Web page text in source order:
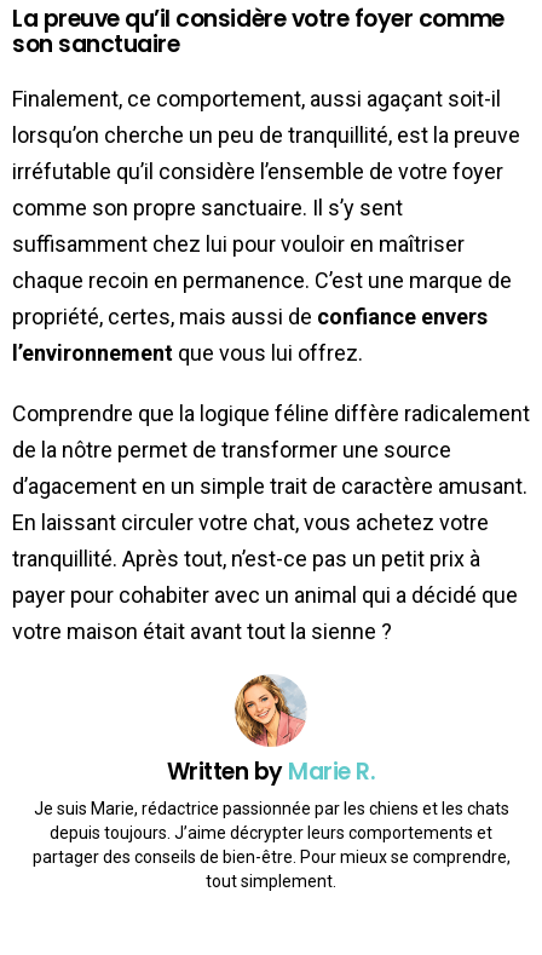
La preuve qu’il considère votre foyer comme
son sanctuaire
Finalement, ce comportement, aussi agaçant soit-il
lorsqu’on cherche un peu de tranquillité, est la preuve
irréfutable qu’il considère l’ensemble de votre foyer
comme son propre sanctuaire. Il s’y sent
suffisamment chez lui pour vouloir en maîtriser
chaque recoin en permanence. C’est une marque de
propriété, certes, mais aussi de confiance envers
l’environnement que vous lui offrez.
Comprendre que la logique féline diffère radicalement
de la nôtre permet de transformer une source
d’agacement en un simple trait de caractère amusant.
En laissant circuler votre chat, vous achetez votre
tranquillité. Après tout, n’est-ce pas un petit prix à
payer pour cohabiter avec un animal qui a décidé que
votre maison était avant tout la sienne ?
Written byMarie R.
Je suis Marie, rédactrice passionnée par les chiens et les chats
depuis toujours. J’aime décrypter leurs comportements et
partager des conseils de bien-être. Pour mieux se comprendre,
tout simplement.